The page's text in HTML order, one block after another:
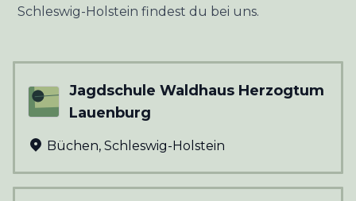
Schleswig-Holstein findest du bei uns.
Jagdschule Waldhaus Herzogtum
Lauenburg
Büchen, Schleswig-Holstein